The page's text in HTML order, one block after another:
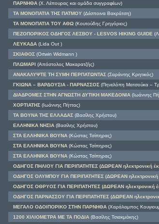
ΠΑΡΝΗΘΑ(Χ. Λέπουρας και ομάδα συγγραφέων)
ΤΑ ΜΟΝΟΠΑΤΙΑ ΤΗΣ ΠΑΤΜΟΥ(Δέσποινα Βακράτση)
ΤΑ ΜΟΝΟΠΑΤΙΑ ΤΟΥ ΑΘΩ (Κουτούδης Γρηγόριος)
ΠΕΖΟΠΟΡΙΚΟΣ ΟΔΗΓΟΣ ΛΕΣΒΟΥ - LESVOS HIKING GUIDE
ΛΕΥΚΑΔΑ(Lida Out )
ΣΚΙΑΘΟΣ(Ortwin Widmann )
ΠΛΩΜΑΡΙ (Απόστολος Μακαρατζής)
ΑΝΑΚΑΛΥΨΤΕ ΤΗ ΣΥΜΗ ΠΕΡΠΑΤΩΝΤΑΣ(Σαράντης Κρητικός)
ΓΚΙΩΝΑ – ΒΑΡΔΟΥΣΙΑ - ΠΑΡΝΑΣΣΟΣ(Πηνελόπη Ματσούκα –
ΔΙΑΔΡΟΜΕΣ ΣΤΗΝ ΑΓΝΩΣΤΗ ΔΥΤΙΚΗ ΜΑΚΕΔΟΝΙΑ(Ιωάννης
ΧΟΡΤΙΑΤΗΣ(Ιωάννης Πήττας)
ΤΑ ΒΟΥΝΑ ΤΗΣ ΕΛΛΑΔΑΣ(Βασίλης Χρήστου)
ΕΛΛΗΝΙΚΑ ΝΗΣΙΑ(Βασίλης Χρήστου)
ΣΤΑ ΕΛΛΗΝΙΚΑ ΒΟΥΝΑ(Κώστας Τσίπηρας)
ΣΤΑ ΕΛΛΗΝΙΚΑ ΒΟΥΝΑ(Κώστας Τσίπηρας)
ΣΤΑ ΕΛΛΗΝΙΚΑ ΒΟΥΝΑ(Κώστας Τσίπηρας)
ΟΔΗΓΟΣ ΠΗΛΙΟΥ ΓΙΑ ΠΕΡΙΠΑΤΗΤΕΣ (ΔΩΡΕΑΝ ηλεκτρονική
ΟΔΗΓΟΣ ΟΛΥΜΠΟΥ ΓΙΑ ΠΕΡΙΠΑΤΗΤΕΣ (ΔΩΡΕΑΝ ηλεκτρονική
ΟΔΗΓΟΣ ΟΘΡΥΟΣ ΓΙΑ ΠΕΡΙΠΑΤΗΤΕΣ (ΔΩΡΕΑΝ ηλεκτρονική
ΟΔΗΓΟΣ ΠΑΡΝΑΣΣΟΥ ΓΙΑ ΠΕΡΙΠΑΤΗΤΕΣ (ΔΩΡΕΑΝ
ΜΕΓΑΛΟ ΟΔΟΙΠΟΡΙΚΟ ΣΤΗΝ ΠΑΡΝΗΘΑ(Χαράλαμπος
1200 ΧΙΛΙΟΜΕΤΡΑ ΜΕ ΤΑ ΠΟΔΙΑ(Βασίλης Τσιακμάκης)